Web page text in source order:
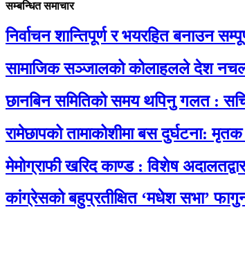
सम्बन्धित समाचार
निर्वाचन शान्तिपूर्ण र भयरहित बनाउन
सामाजिक सञ्जालको कोलाहलले देश
छानबिन समितिको समय थपिनु गलत :
रामेछापको तामाकोशीमा बस दुर्घटना:
मेमोग्राफी खरिद काण्ड : विशेष
कांग्रेसको बहुप्रतीक्षित ‘मधेश सभा’